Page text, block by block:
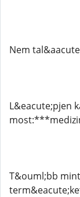
Nem
L&eacute;pjen
T&ouml;bb